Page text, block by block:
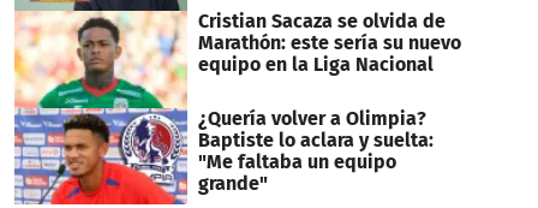
Cristian Sacaza se olvida de
Marathón: este sería su nuevo
equipo en la Liga Nacional
¿Quería volver a Olimpia?
Baptiste lo aclara y suelta:
"Me faltaba un equipo
grande"